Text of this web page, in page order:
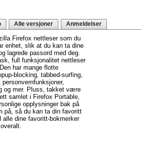
Alle versjoner Anmeldelser
Firefox nettleser som du
enhet, slik at du kan ta dine
lagrede passord med deg.
full funksjonalitet nettleser
har mange flotte
blocking, tabbed-surfing,
og mer. Pluss, takket være
samlet i Firefox Portable,
opplysninger bak på
på, så du kan ta din favoritt
alle dine favoritt-bokmerker